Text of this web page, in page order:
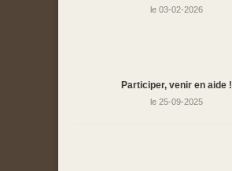
le 03-02-2026
Participer, venir en aide !
le 25-09-2025